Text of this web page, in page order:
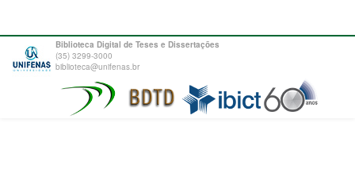
Biblioteca Digital de Teses e Dissertações
(35) 3299-3000
biblioteca@unifenas.br